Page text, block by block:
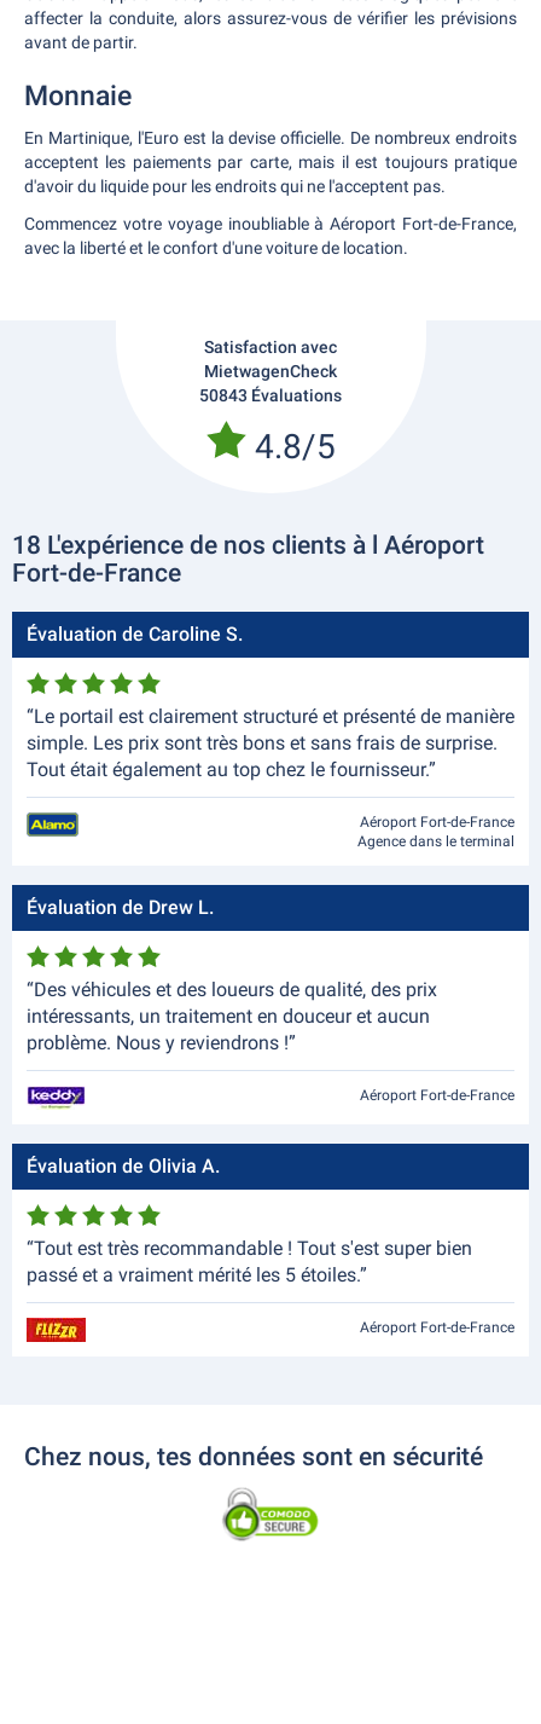
affecter la conduite, alors assurez-vous de vérifier les prévisions
avant de partir.
Monnaie
En Martinique, l'Euro est la devise officielle. De nombreux endroits
acceptent les paiements par carte, mais il est toujours pratique
d'avoir du liquide pour les endroits qui ne l'acceptent pas.
Commencez votre voyage inoubliable à Aéroport Fort-de-France,
avec la liberté et le confort d'une voiture de location.
Satisfaction avec
MietwagenCheck
50843 Évaluations
4.8/5
18 L'expérience de nos clients à l Aéroport
Fort-de-France
Évaluation de Caroline S.
“Le portail est clairement structuré et présenté de manière
simple. Les prix sont très bons et sans frais de surprise.
Tout était également au top chez le fournisseur.”
Aéroport Fort-de-France
Agence dans le terminal
Évaluation de Drew L.
“Des véhicules et des loueurs de qualité, des prix
intéressants, un traitement en douceur et aucun
problème. Nous y reviendrons !”
Aéroport Fort-de-France
Évaluation de Olivia A.
“Tout est très recommandable ! Tout s'est super bien
passé et a vraiment mérité les 5 étoiles.”
Aéroport Fort-de-France
Chez nous, tes données sont en sécurité